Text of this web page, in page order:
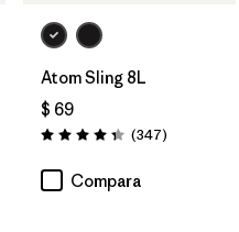
Atom Sling 8L
$ 69
Valoración: 4.3 / 5
(347Comentarios
)
Compara